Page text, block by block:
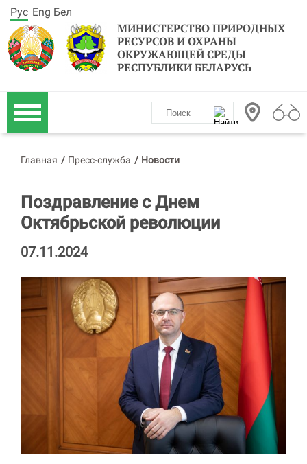
МИНИСТЕРСТВО ПРИРОДНЫХ
РЕСУРСОВ И ОХРАНЫ
ОКРУЖАЮЩЕЙ СРЕДЫ
РЕСПУБЛИКИ БЕЛАРУСЬ
Рус Eng Бел
Главная / Пресс-служба / Новости
Поздравление с Днем
Октябрьской революции
07.11.2024